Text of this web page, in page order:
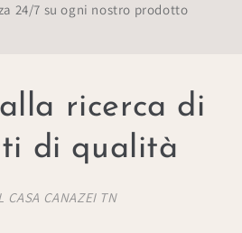
24/7 su ogni nostro prodotto
ricerca di
di qualità
CASA CANAZEI TN